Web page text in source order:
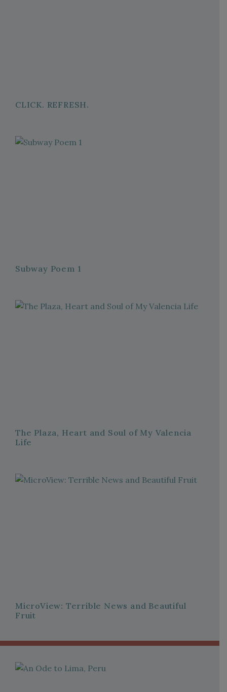
CLICK. REFRESH.
Subway Poem 1
The Plaza, Heart and Soul of My Valencia
Life
MicroView: Terrible News and Beautiful
Fruit